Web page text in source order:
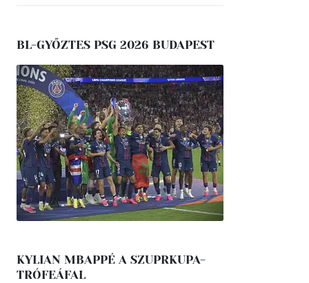
BL-GYŐZTES PSG 2026 BUDAPEST
KYLIAN MBAPPÉ A SZUPRKUPA-
TRÓFEÁFAL